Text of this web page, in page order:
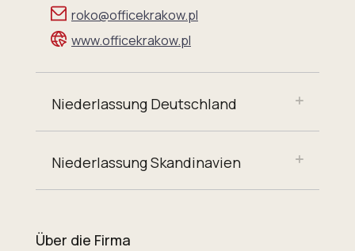
roko@officekrakow.pl
www.officekrakow.pl
Niederlassung Deutschland
Niederlassung Skandinavien
Über die Firma